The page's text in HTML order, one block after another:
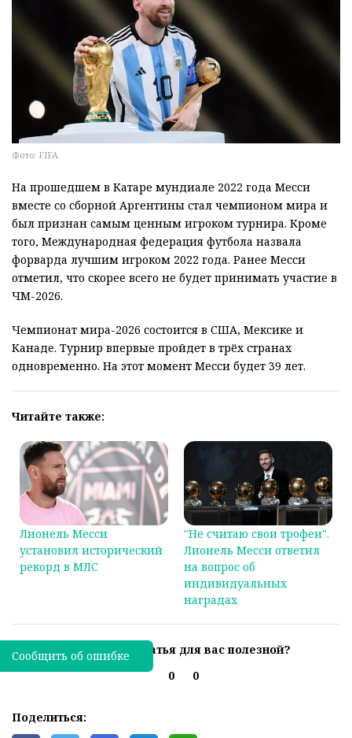
Фото: FIFA
На прошедшем в Катаре мундиале 2022 года Месси
вместе со сборной Аргентины стал чемпионом мира и
был признан самым ценным игроком турнира. Кроме
того, Международная федерация футбола назвала
форварда лучшим игроком 2022 года. Ранее Месси
отметил, что скорее всего не будет принимать участие в
ЧМ-2026.
Чемпионат мира-2026 состоится в США, Мексике и
Канаде. Турнир впервые пройдет в трёх странах
одновременно. На этот момент Месси будет 39 лет.
Читайте также:
Лионель Месси
установил исторический
рекорд в МЛС
"Не считаю свои трофеи".
Лионель Месси ответил
на вопрос об
индивидуальных
наградах
Была ли эта статья для вас полезной?
0
0
Поделиться:
Сообщить об ошибке